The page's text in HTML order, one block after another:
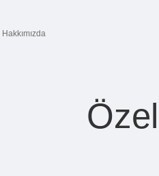
Hakkımızda